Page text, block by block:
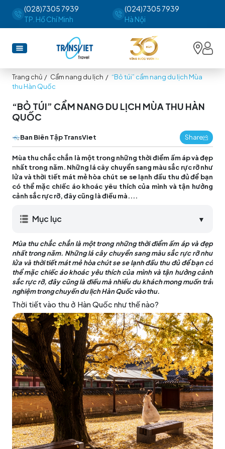
(028)7305 7939
TP. Hồ Chí Minh
(024)7305 7939
Hà Nội
Trang chủ / Cẩm nang du lịch / “Bỏ túi” cẩm nang du lịch Mùa
thu Hàn Quốc
“BỎ TÚI” CẨM NANG DU LỊCH MÙA THU HÀN
QUỐC
Ban Biên Tập TransViet Share
Mùa thu chắc chắn là một trong những thời điểm ấm áp và đẹp
nhất trong năm. Những lá cây chuyển sang màu sắc rực rỡ như
lửa và thời tiết mát mẻ hòa chút se se lạnh đầu thu đủ để bạn
có thể mặc chiếc áo khoác yêu thích của mình và tận hưởng
cảnh sắc rực rỡ, đây cũng là điều mà....
Mục lục ▼
Mùa thu chắc chắn là một trong những thời điểm ấm áp và đẹp
nhất trong năm. Những lá cây chuyển sang màu sắc rực rỡ như
lửa và thời tiết mát mẻ hòa chút se se lạnh đầu thu đủ để bạn có
thể mặc chiếc áo khoác yêu thích của mình và tận hưởng cảnh
sắc rực rỡ, đây cũng là điều mà nhiều du khách mong muốn trải
nghiệm trong chuyến du lịch Hàn Quốc vào thu.
Thời tiết vào thu ở Hàn Quốc như thế nào?